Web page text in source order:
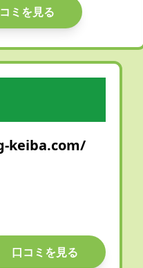
ミを見る
keiba.com/
口コミを見る